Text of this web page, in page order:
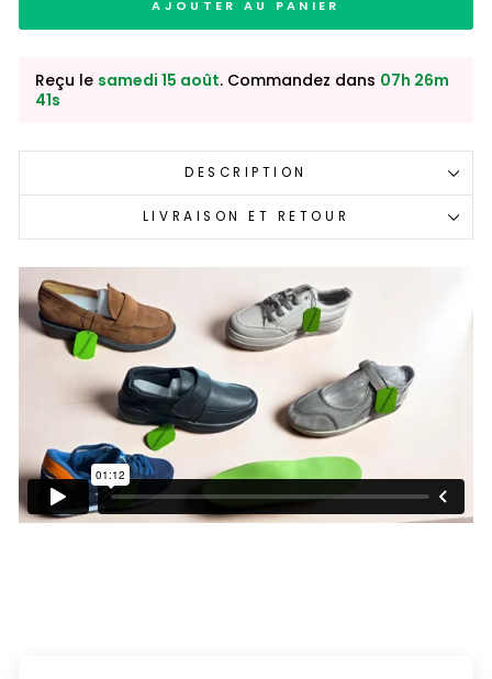
AJOUTER AU PANIER
Reçu le samedi 15 août. Commandez dans 07h 26m
40s
DESCRIPTION
LIVRAISON ET RETOUR